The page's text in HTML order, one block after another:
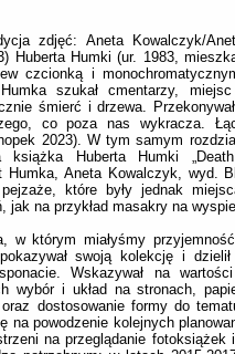
zdjęć: Aneta Kowalczyk/
Huberta Humki (ur. 1983,
czcionką i
szukał cmentarzy,
śmierć i drzewa.
co poza nas wykracza.
2023). W tym samym
Huberta Humki „Death
Humka, Aneta Kowalczyk, wyd.
które były jednak
jak na przykład masakry na
w którym miałyśmy
swoją kolekcję i
Wskazywał na
wybór i układ na stronach,
dostosowanie formy do
na powodzenie kolejnych
na przeglądanie fotoksiążek